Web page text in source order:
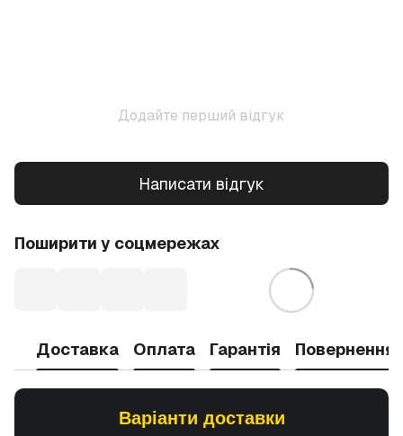
Додайте перший відгук
Написати відгук
Поширити у соцмережах
Доставка Оплата Гарантія Повернення
Варіанти доставки